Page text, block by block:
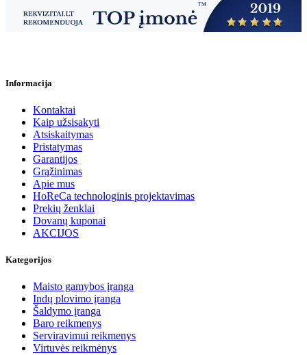
Informacija
Kontaktai
Kaip užsisakyti
Atsiskaitymas
Pristatymas
Garantijos
Grąžinimas
Apie mus
HoReCa technologinis projektavimas
Prekių ženklai
Dovanų kuponai
AKCIJOS
Kategorijos
Maisto gamybos įranga
Indų plovimo įranga
Šaldymo įranga
Baro reikmenys
Serviravimui reikmenys
Virtuvės reikmėnys